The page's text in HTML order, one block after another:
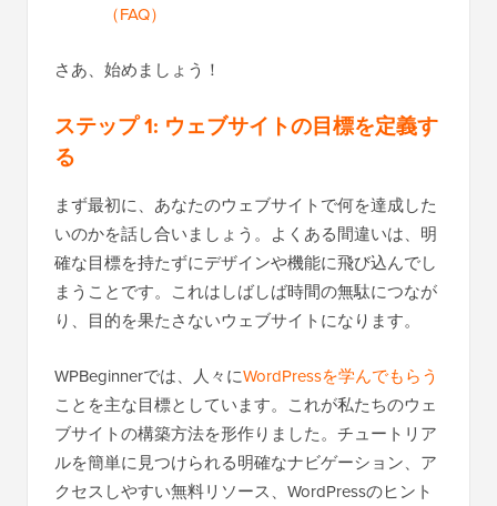
（FAQ）
さあ、始めましょう！
ステップ 1: ウェブサイトの目標を定義す
る
まず最初に、あなたのウェブサイトで何を達成した
いのかを話し合いましょう。よくある間違いは、明
確な目標を持たずにデザインや機能に飛び込んでし
まうことです。これはしばしば時間の無駄につなが
り、目的を果たさないウェブサイトになります。
WPBeginnerでは、人々にWordPressを学んでもらう
ことを主な目標としています。これが私たちのウェ
ブサイトの構築方法を形作りました。チュートリア
ルを簡単に見つけられる明確なナビゲーション、ア
クセスしやすい無料リソース、WordPressのヒント